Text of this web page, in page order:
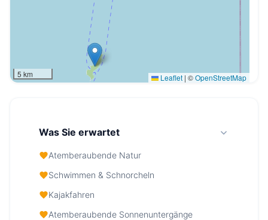
5 km Leaflet | ©OpenStreetMap
Was Sie erwartet
Atemberaubende Natur
Schwimmen & Schnorcheln
Kajakfahren
Atemberaubende Sonnenuntergänge